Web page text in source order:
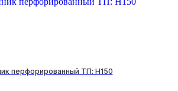
перфорированный ТП: H150